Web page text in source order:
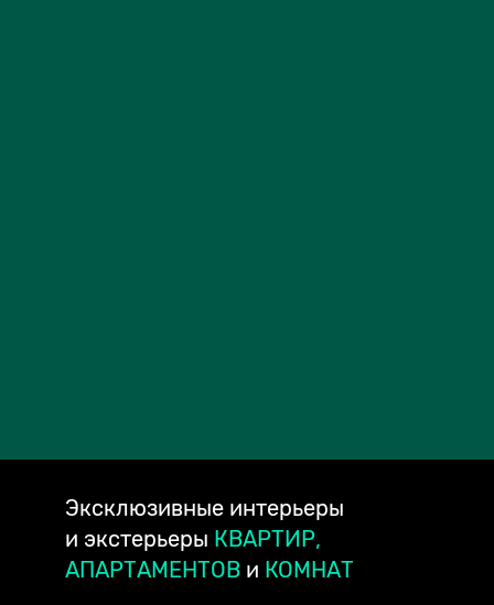
Эксклюзивные интерьеры
и экстерьеры КВАРТИР,
АПАРТАМЕНТОВ и КОМНАТ